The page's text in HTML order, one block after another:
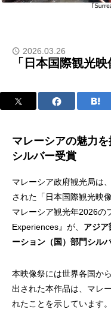
2026.03.26
「日本国際観光
マレーシアの魅力
シルバー受賞
マレーシア政府観光局は
された「日本国際観光映
マレーシア観光年2026の
Experiences』が、 アジア
ーション（国）部門シル
本映像祭には世界各国か
出された本作品は、マレ
れたことを示しています。